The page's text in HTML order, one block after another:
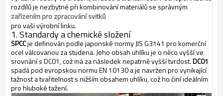
rozdílů je nezbytné při kombinování materiálů se správným
zařízením pro zpracování svitků
pro vaši výrobní linku.
1. Standardy a chemické složení
SPCCje definován podle japonské normy JIS G3141 pro komerční
ocel válcovanou za studena. Jeho obsah uhlíku je o něco vyšší ve
srovnání s DC01, což má za následek nepatrně vyšší tvrdost.DC01
spadá pod evropskou normu EN 10130 a je navržen pro vynikající
tažnost a tvařitelnost s nižším obsahem uhlíku, což ho činí ideálním
pro hluboké tažení.